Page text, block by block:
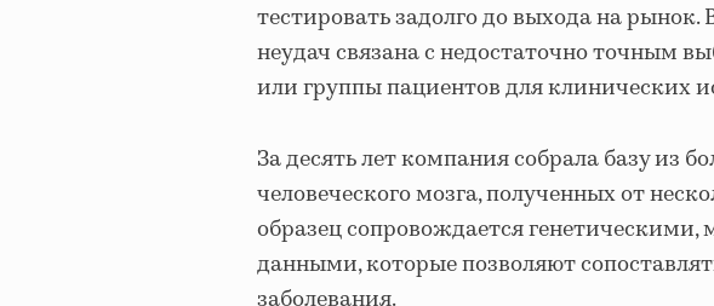
тестировать задолго до выхода на рынок.
неудач связана с недостаточно точным
или группы пациентов для клинических
За десять лет компания собрала базу из
человеческого мозга, полученных от
образец сопровождается
данными, которые позволяют